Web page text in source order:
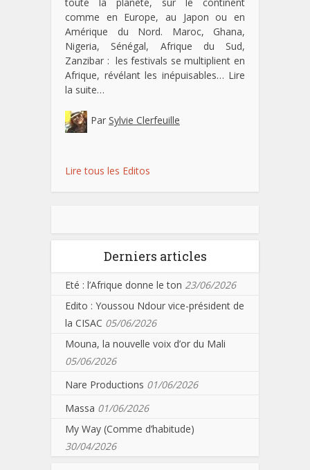
comme en Europe, au Japon ou en
Amérique du Nord. Maroc, Ghana,
Nigeria, Sénégal, Afrique du Sud,
Zanzibar : les festivals se multiplient en
Afrique, révélant les inépuisables… Lire
la suite…
Par Sylvie Clerfeuille
Lire tous les Editos
Derniers articles
Eté : l’Afrique donne le ton 23/06/2026
Edito : Youssou Ndour vice-président de
la CISAC 05/06/2026
Mouna, la nouvelle voix d’or du Mali
05/06/2026
Nare Productions 01/06/2026
Massa 01/06/2026
My Way (Comme d’habitude)
30/04/2026